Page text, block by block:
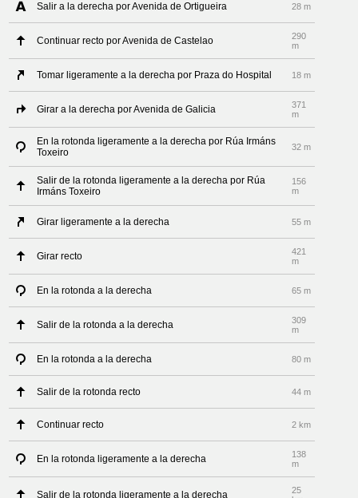
Salir a la derecha por Avenida de Ortigueira 28 m
Continuar recto por Avenida de Castelao
290
m
Tomar ligeramente a la derecha por Praza do Hospital 18 m
Girar a la derecha por Avenida de Galicia
371
m
En la rotonda ligeramente a la derecha por Rúa Irmáns
Toxeiro
32 m
Salir de la rotonda ligeramente a la derecha por Rúa
Irmáns Toxeiro
156
m
Girar ligeramente a la derecha 55 m
Girar recto
421
m
En la rotonda a la derecha 65 m
Salir de la rotonda a la derecha
309
m
En la rotonda a la derecha 80 m
Salir de la rotonda recto 44 m
Continuar recto 2 km
En la rotonda ligeramente a la derecha
138
m
Salir de la rotonda ligeramente a la derecha
25